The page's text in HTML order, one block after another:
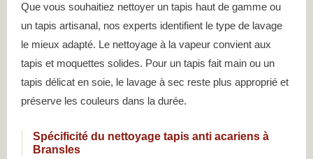
Que vous souhaitiez nettoyer un tapis haut de gamme ou
un tapis artisanal, nos experts identifient le type de lavage
le mieux adapté. Le nettoyage à la vapeur convient aux
tapis et moquettes solides. Pour un tapis fait main ou un
tapis délicat en soie, le lavage à sec reste plus approprié et
préserve les couleurs dans la durée.
Spécificité du nettoyage tapis anti acariens à
Bransles